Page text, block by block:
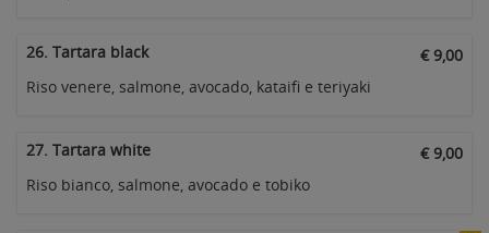
26. Tartara black
€ 9,00
Riso venere, salmone, avocado, kataifi e teriyaki
27. Tartara white
€ 9,00
Riso bianco, salmone, avocado e tobiko